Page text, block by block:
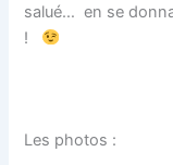
salué… en se
!
Les photos :